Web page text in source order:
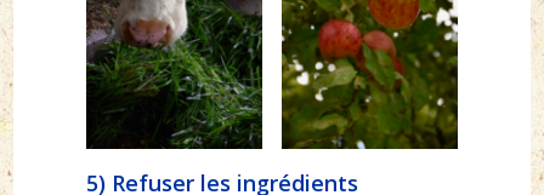
5) Refuser les ingrédients